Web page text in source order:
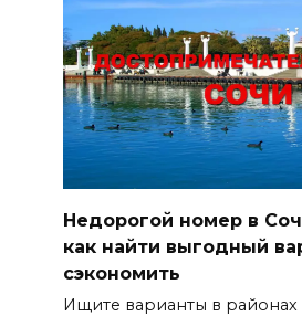
Недорогой номер в
как найти выгодный
сэкономить
Ищите варианты в районах